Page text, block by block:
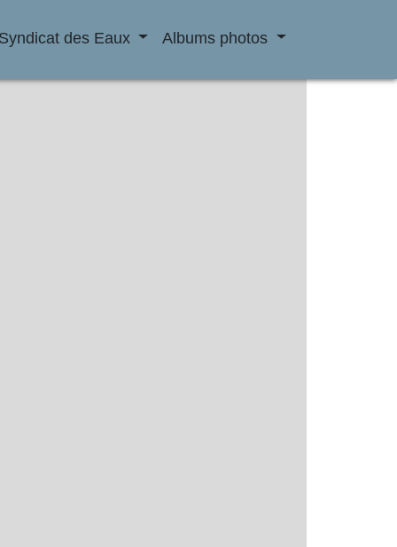
Syndicat des Eaux Albums photos